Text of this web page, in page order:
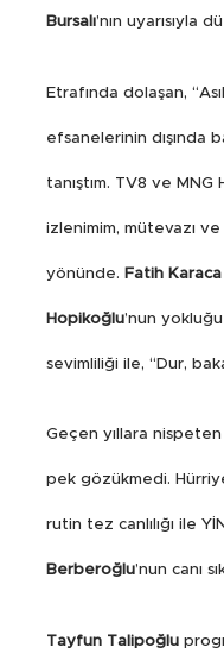
Bursalı’nın uyarısıyla
Etrafında dolaşan,
efsanelerinin dışında
tanıştım. TV8 ve
izlenimim, mütevazı
yönünde. Fatih Karaca
Hopikoğlu’nun
sevimliliği ile, “Dur,
Geçen yıllara nispeten
pek gözükmedi.
rutin tez canlılığı ile
Berberoğlu’nun canı
Tayfun Talipoğlu